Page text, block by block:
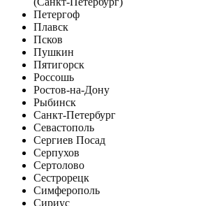
Петергоф
Плавск
Псков
Пушкин
Пятигорск
Россошь
Ростов-на-Дону
Рыбинск
Санкт-Петербург
Севастополь
Сергиев Посад
Серпухов
Сертолово
Сестрорецк
Симферополь
Сириус